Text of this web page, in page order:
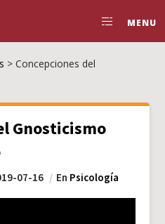
MENU
>Concepciones del
Gnosticismo
07-16 En Psicología